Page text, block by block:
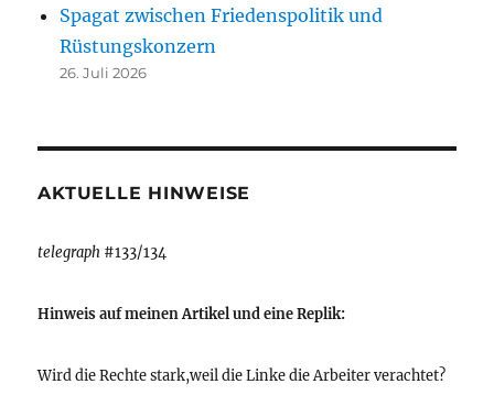
Spagat zwischen Friedenspolitik und
Rüstungskonzern
26. Juli 2026
AKTUELLE HINWEISE
telegraph #133/134
Hinweis auf meinen Artikel und eine Replik:
Wird die Rechte stark,weil die Linke die Arbeiter verachtet?